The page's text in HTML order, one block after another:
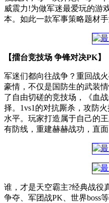
威震力!为做军迷最爱玩的游
本。如此一款军事策略题材
【擂台竞技场 争锋对决PK】
军迷们都向往战争？重回战
豪情，不仅是国防生的武装
了自由切磋的竞技场，《血
择。1vs1的对抗厮杀，攻防
水平。玩家打造属于自己的
有防线，重建赫赫战功，直
谁，才是天空霸主?经典战役
争夺、军团战PK、世界boss